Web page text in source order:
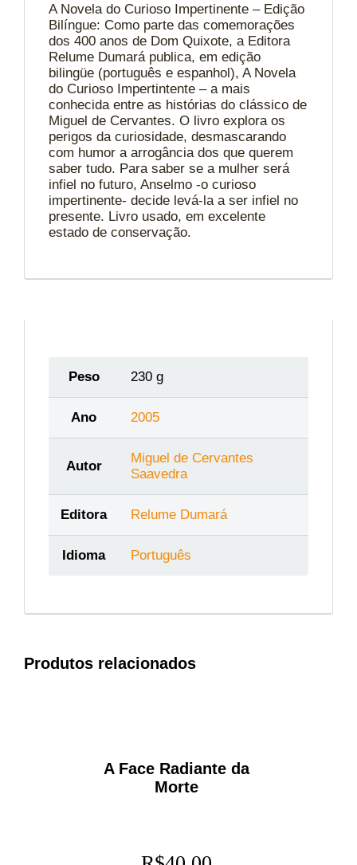
A Novela do Curioso Impertinente – Edição
Bilíngue: Como parte das comemorações
dos 400 anos de Dom Quixote, a Editora
Relume Dumará publica, em edição
bilingüe (português e espanhol), A Novela
do Curioso Impertintente – a mais
conhecida entre as histórias do clássico de
Miguel de Cervantes. O livro explora os
perigos da curiosidade, desmascarando
com humor a arrogância dos que querem
saber tudo. Para saber se a mulher será
infiel no futuro, Anselmo -o curioso
impertinente- decide levá-la a ser infiel no
presente. Livro usado, em excelente
estado de conservação.
Peso 230 g
Ano 2005
Autor
Miguel de Cervantes
Saavedra
Editora Relume Dumará
Idioma Português
Produtos relacionados
A Face Radiante da
Morte